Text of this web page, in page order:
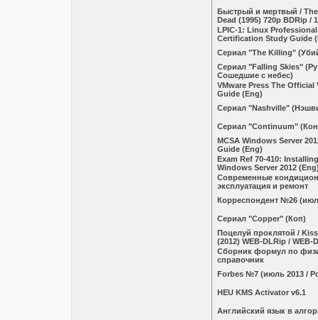
Быстрый и мертвый /
Dead (1995) 720p BDRip /
LPIC-1: Linux
Certification Study Guide
Сериал "The Killing"
Сериал "Falling Skies"
Сошедшие с небес)
VMware Press The Official
Guide (Eng)
Сериал "Nashville"
Сериал "Continuum"
MCSA Windows Server
Guide (Eng)
Exam Ref 70-410:
Windows Server 2012
Современные
эксплуатация и ремонт
Корреспондент №26
Сериал "Copper" (Коп)
Поцелуй проклятой /
(2012) WEB-DLRip / WEB-
Сборник формул по
справочник
Forbes №7 (июль 2013 /
HEU KMS Activator v6.1
Английский язык в